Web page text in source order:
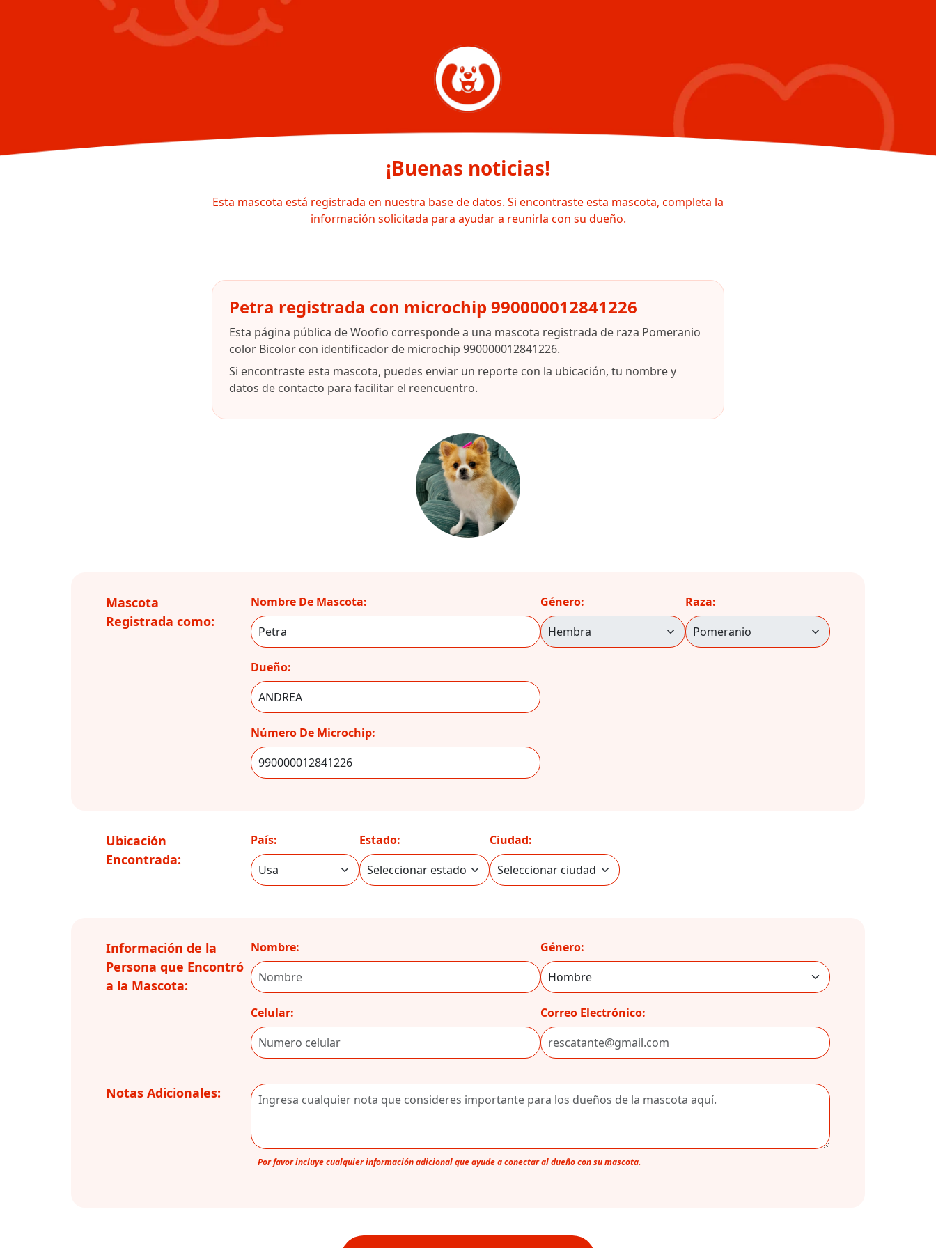
¡Buenas noticias!
Esta mascota está registrada en nuestra base de datos. Si encontraste esta mascota, completa la
información solicitada para ayudar a reunirla con su dueño.
Petra registrada con microchip 990000012841226
Esta página pública de Woofio corresponde a una mascota registrada de raza Pomeranio
color Bicolor con identificador de microchip 990000012841226.
Si encontraste esta mascota, puedes enviar un reporte con la ubicación, tu nombre y
datos de contacto para facilitar el reencuentro.
Mascota
Registrada como:
Nombre De Mascota:
Dueño:
Número De Microchip:
Género: Raza:
Ubicación
Encontrada:
País: Estado: Ciudad:
Información de la
Persona que Encontró
a la Mascota:
Nombre:
Celular:
Género:
Correo Electrónico:
Notas Adicionales:
Por favor incluye cualquier información adicional que ayude a conectar al dueño con su mascota.